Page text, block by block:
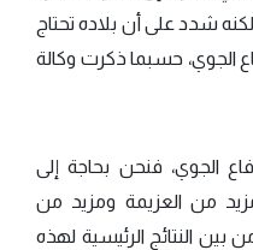
شدد على أن بلاده تحتاج
الجوي، حسبما ذكرت وكالة
الجوي، فنحن بحاجة إلى
من العزيمة ومزيد من
بين النتائج الرئيسية لهذه